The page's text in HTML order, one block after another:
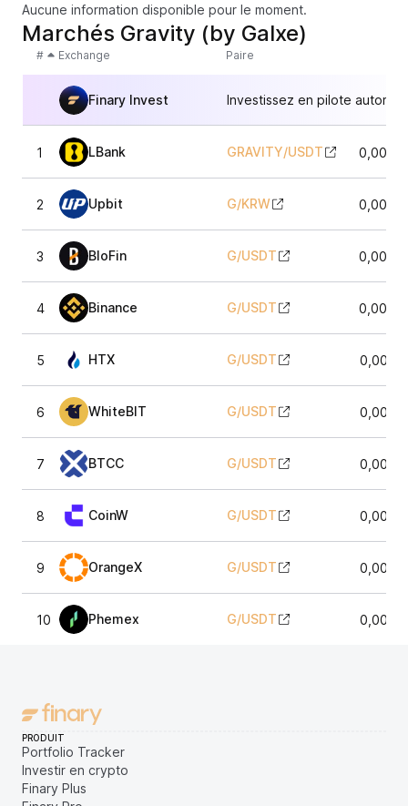
Aucune information disponible pour le moment.
Marchés Gravity (by Galxe)
# Exchange Paire
Finary Invest Investissez en pilote
1 LBank GRAVITY/USDT
2 Upbit G/KRW
3 BloFin G/USDT
4 Binance G/USDT
5 HTX G/USDT
6 WhiteBIT G/USDT
7 BTCC G/USDT
8 CoinW G/USDT
9 OrangeX G/USDT
10 Phemex G/USDT
PRODUIT
Portfolio Tracker
Investir en crypto
Finary Plus